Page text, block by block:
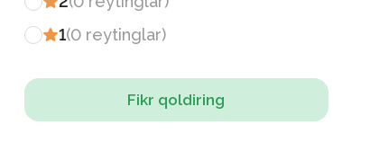
1(0 reytinglar)
Fikr qoldiring